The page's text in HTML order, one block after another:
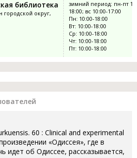
библиотека
городской округ,
зимний период: пн-пт
18:00; вс 10:00-17:00
Пн: 10:00-18:00
Вт: 10:00-18:00
Ср: 10:00-18:00
Чт: 10:00-18:00
Пт: 10:00-18:00
60 : Clinical and experimental
«Одиссея», где в
идет об Одиссее, рассказывается,